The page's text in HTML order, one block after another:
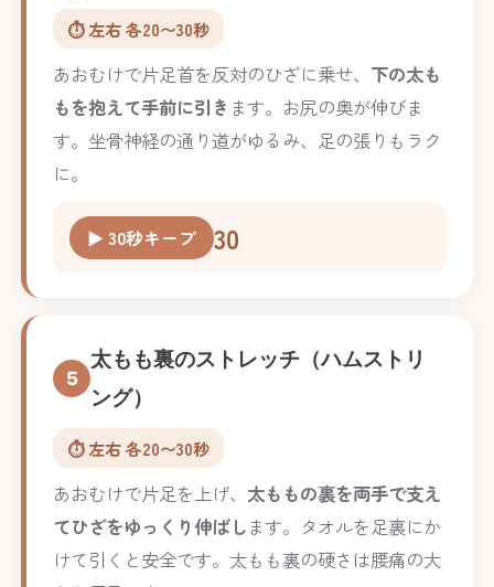
⏱️ 左右 各20〜30秒
あおむけで片足首を反対のひざに乗せ、 下の太も
もを抱えて手前に引き ます。お尻の奥が伸びま
す。坐骨神経の通り道がゆるみ、足の張りもラク
に。
▶ 30秒キープ 30
5
太もも裏のストレッチ（ハムストリ
ング）
⏱️ 左右 各20〜30秒
あおむけで片足を上げ、 太ももの裏を両手で支え
てひざをゆっくり伸ばし ます。タオルを足裏にか
けて引くと安全です。太もも裏の硬さは腰痛の大